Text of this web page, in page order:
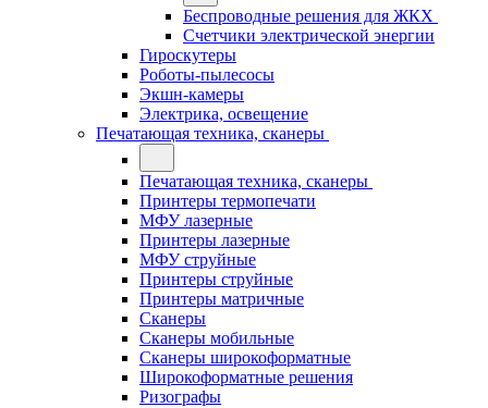
Беспроводные решения для ЖКХ
Счетчики электрической энергии
Гироскутеры
Роботы-пылесосы
Экшн-камеры
Электрика, освещение
Печатающая техника, сканеры
Печатающая техника, сканеры
Принтеры термопечати
МФУ лазерные
Принтеры лазерные
МФУ струйные
Принтеры струйные
Принтеры матричные
Сканеры
Сканеры мобильные
Сканеры широкоформатные
Широкоформатные решения
Ризографы